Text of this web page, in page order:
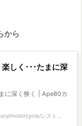
から
しく･･･たまに深
に深く狭く | Ape80カ
motorcycle/レスト...